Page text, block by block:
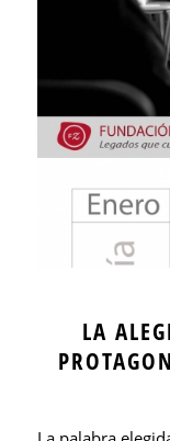
LA